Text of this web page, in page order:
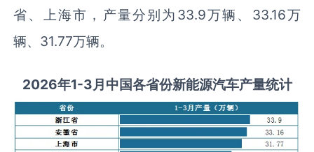
省、上海市，产量分别为33.9万辆、33.16万
辆、31.77万辆。
2026年1-3月中国各省份新能源汽车产量统计